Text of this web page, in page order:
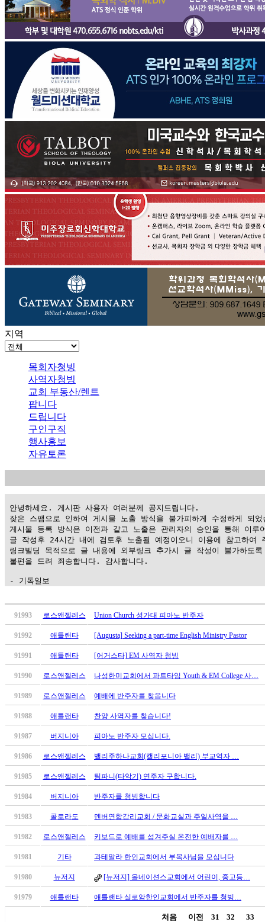
지역
목회자청빙
사역자청빙
교회 부동산/렌트
팝니다
드립니다
구인구직
행사홍보
자유토론
안녕하세요. 게시판 사용자 여러분께 공지드립니다.
잦은 스팸으로 인하여 게시물 노출 방식을 불가피하게 수정하게 되었
게시물 등록 방식은 이전과 같고 노출은 관리자의 승인을 통해 이루
글 작성후 24시간 내에 검토후 노출될 예정이오니 이용에 참고하여
링크빌딩 목적으로 글 내용에 외부링크 추가시 글 작성이 불가하도
불편을 드려 죄송합니다. 감사합니다.
- 기독일보
만
은
꼴
밍
넷
minky
합
체
안
브
국
91993 로스앤젤레스 Union Church 성가대 피아노 반주자
91992 애틀랜타 [Augusta] Seeking a part-time English Ministry Pastor
91991 애틀랜타 [어거스타] EM 사역자 청빙
91990 로스앤젤레스 나성한미교회에서 파트타임 Youth & EM College 사…
91989 로스앤젤레스 예배에 반주자를 찾읍니다
91988 애틀랜타 찬양 사역자를 찾습니다!
91987 버지니아 피아노 반주자 모십니다.
91986 로스앤젤레스 밸리주하나교회(캘리포니아 밸리) 부교역자 …
91985 로스앤젤레스 팀파니(타악기) 연주자 구합니다.
91984 버지니아 반주자를 청빙합니다
91983 콜로라도 덴버연합감리교회 / 문화교실과 주일사역을 …
91982 로스앤젤레스 키보드로 예배를 섬겨주실 온전한 예배자를 …
91981 기타 과테말라 한인교회에서 부목사님을 모십니다
91980 뉴저지 [뉴저지] 올네이션스교회에서 어린이, 중고등…
91979 애틀랜타 애틀랜타 실로암한인교회에서 반주자를 청빙…
처음 이전 31 32 33